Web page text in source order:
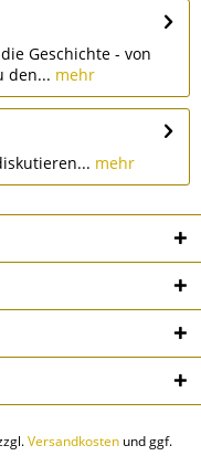
Geschichte - von
den... mehr
mehr
Versandkosten und ggf.